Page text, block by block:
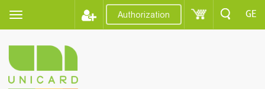
Authorization GE